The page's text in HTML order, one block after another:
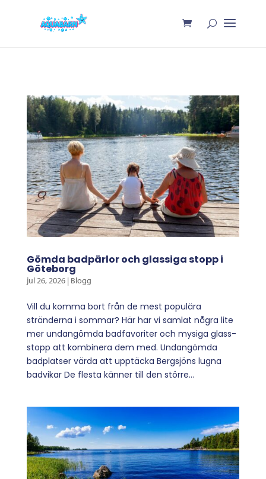
Gömda badpärlor och glassiga stopp i
Göteborg
jul 26, 2026| Blogg
Vill du komma bort från de mest populära
stränderna i sommar? Här har vi samlat några lite
mer undangömda badfavoriter och mysiga glass-
stopp att kombinera dem med. Undangömda
badplatser värda att upptäcka Bergsjöns lugna
badvikar De flesta känner till den större...